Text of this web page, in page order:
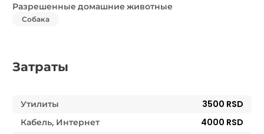
Разрешенные домашние животные
Собака
Затраты
Утилиты
3500 RSD
Кабель, Интернет
4000 RSD